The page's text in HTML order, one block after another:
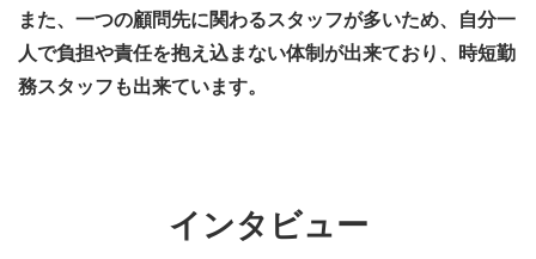
また、一つの顧問先に関わるスタッフが多いため、自分一
人で負担や責任を抱え込まない体制が出来ており、時短勤
務スタッフも出来ています。
インタビュー